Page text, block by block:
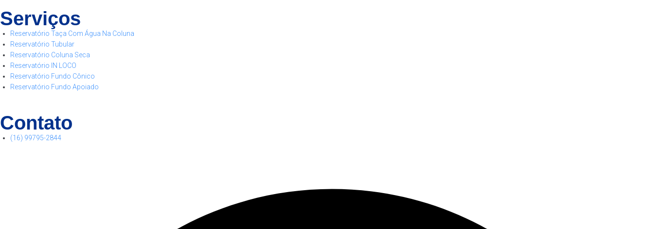
Serviços
Reservatório Taça Com Água Na Coluna
Reservatório Tubular
Reservatório Coluna Seca
Reservatório IN LOCO
Reservatório Fundo Cônico
Reservatório Fundo Apoiado
Contato
(16) 99795-2844